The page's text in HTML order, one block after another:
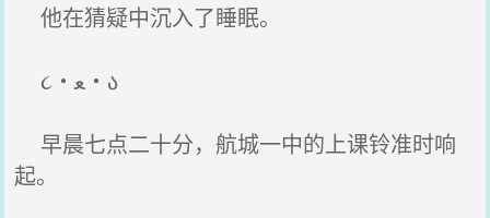
他在猜疑中沉入了睡眠。
૮・ﻌ・ა
早晨七点二十分，航城一中的上课铃准时响
起。